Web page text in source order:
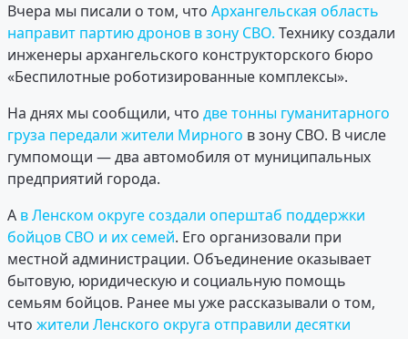
Вчера мы писали о том, что Архангельская область
направит партию дронов в зону СВО. Технику создали
инженеры архангельского конструкторского бюро
«Беспилотные роботизированные комплексы».
На днях мы сообщили, что две тонны гуманитарного
груза передали жители Мирного в зону СВО. В числе
гумпомощи — два автомобиля от муниципальных
предприятий города.
А в Ленском округе создали оперштаб поддержки
бойцов СВО и их семей. Его организовали при
местной администрации. Объединение оказывает
бытовую, юридическую и социальную помощь
семьям бойцов. Ранее мы уже рассказывали о том,
что жители Ленского округа отправили десятки